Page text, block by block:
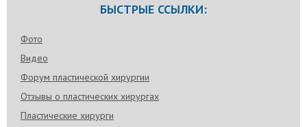
БЫСТРЫЕ ССЫЛКИ:
Фото
Видео
Форум пластической хирургии
Отзывы о пластических хирургах
Пластические хирурги